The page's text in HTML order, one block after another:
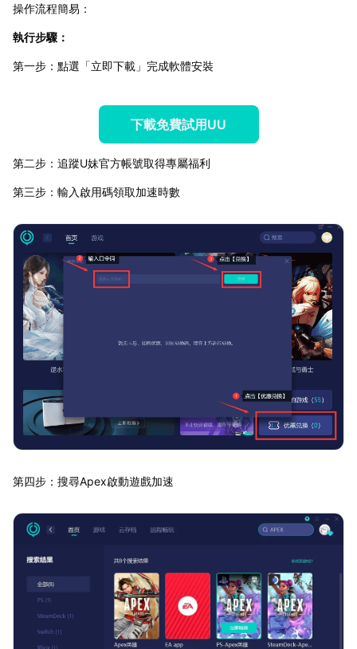
操作流程簡易：
執行步驟：
第一步：點選「立即下載」完成軟體安裝
下載免費試用UU
第二步：追蹤U妹官方帳號取得專屬福利
第三步：輸入啟用碼領取加速時數
第四步：搜尋Apex啟動遊戲加速